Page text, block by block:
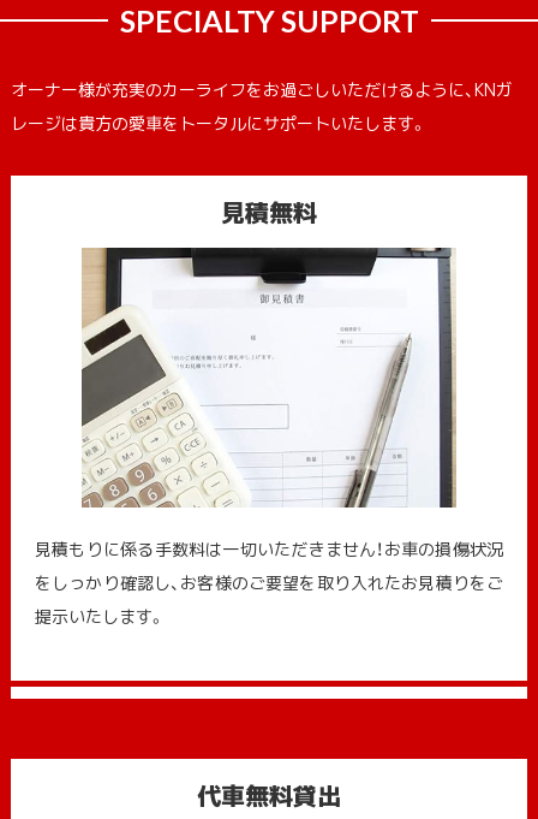
SPECIALTY SUPPORT
オーナー様が充実のカーライフをお過ごしいただけるように、KNガ
レージは貴方の愛車をトータルにサポートいたします。
見積無料
見積もりに係る手数料は一切いただきません！お車の損傷状況
をしっかり確認し、お客様のご要望を取り入れたお見積りをご
提示いたします。
代車無料貸出